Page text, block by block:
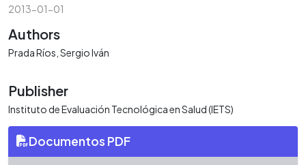
2013-01-01
Authors
Prada Ríos, Sergio Iván
Publisher
lnstituto de Evaluación Tecnológica en Salud (IETS)
Documentos PDF